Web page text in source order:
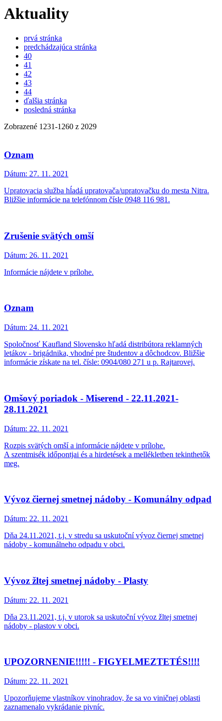
Aktuality
prvá stránka
predchádzajúca stránka
40
41
42
43
44
ďalšia stránka
posledná stránka
Zobrazené 1231-1260 z 2029
Oznam
Dátum: 27. 11. 2021
Upratovacia služba hĺadá upratovača/upratovačku do mesta Nitra.
Bližšie informácie na telefónnom čísle 0948 116 981.
Zrušenie svätých omší
Dátum: 26. 11. 2021
Informácie nájdete v prílohe.
Oznam
Dátum: 24. 11. 2021
Spoločnosť Kaufland Slovensko hľadá distribútora reklamných
letákov - brigádnika, vhodné pre študentov a dôchodcov. Bližšie
informácie získate na tel. čísle: 0904/080 271 u p. Rajtarovej.
Omšový poriadok - Miserend - 22.11.2021-
28.11.2021
Dátum: 22. 11. 2021
Rozpis svätých omší a informácie nájdete v prílohe.
A szentmisék időpontjai és a hirdetések a mellékletben tekinthetők
meg.
Vývoz čiernej smetnej nádoby - Komunálny odpad
Dátum: 22. 11. 2021
Dňa 24.11.2021, t.j. v stredu sa uskutoční vývoz čiernej smetnej
nádoby - komunálneho odpadu v obci.
Vývoz žltej smetnej nádoby - Plasty
Dátum: 22. 11. 2021
Dňa 23.11.2021, t.j. v utorok sa uskutoční vývoz žltej smetnej
nádoby - plastov v obci.
UPOZORNENIE!!!!! - FIGYELMEZTETÉS!!!!
Dátum: 22. 11. 2021
Upozorňujeme vlastníkov vinohradov, že sa vo viničnej oblasti
zaznamenalo vykrádanie pivníc.